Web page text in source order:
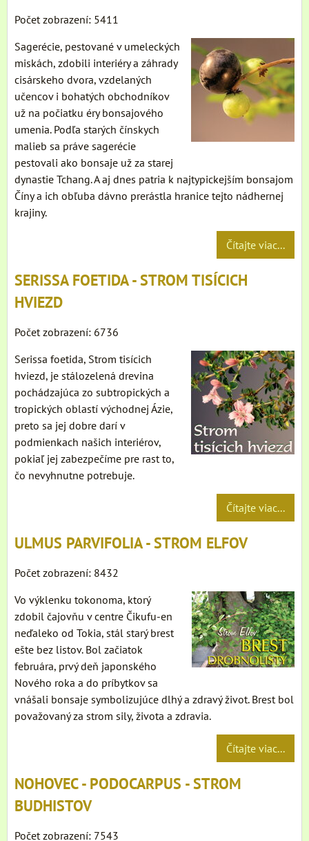
Počet zobrazení: 5411
Sagerécie, pestované v umeleckých
miskách, zdobili interiéry a záhrady
cisárskeho dvora, vzdelaných
učencov i bohatých obchodníkov
už na počiatku éry bonsajového
umenia. Podľa starých čínskych
malieb sa práve sagerécie
pestovali ako bonsaje už za starej
dynastie Tchang. A aj dnes patria k najtypickejším bonsajom
Číny a ich obľuba dávno prerástla hranice tejto nádhernej
krajiny.
Čítajte viac...
SERISSA FOETIDA - STROM TISÍCICH
HVIEZD
Počet zobrazení: 6736
Serissa foetida, Strom tisícich
hviezd, je stálozelená drevina
pochádzajúca zo subtropických a
tropických oblastí východnej Ázie,
preto sa jej dobre darí v
podmienkach našich interiérov,
pokiaľ jej zabezpečíme pre rast to,
čo nevyhnutne potrebuje.
Čítajte viac...
ULMUS PARVIFOLIA - STROM ELFOV
Počet zobrazení: 8432
Vo výklenku tokonoma, ktorý
zdobil čajovňu v centre Čikufu-en
neďaleko od Tokia, stál starý brest
ešte bez listov. Bol začiatok
februára, prvý deň japonského
Nového roka a do príbytkov sa
vnášali bonsaje symbolizujúce dlhý a zdravý život. Brest bol
považovaný za strom sily, života a zdravia.
Čítajte viac...
NOHOVEC - PODOCARPUS - STROM
BUDHISTOV
Počet zobrazení: 7543